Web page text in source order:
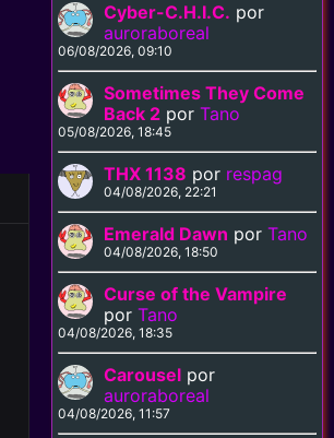
Cyber-C.H.I.C. por
auroraboreal
06/08/2026, 09:10
Sometimes They Come
Back 2 porTano
05/08/2026, 18:45
THX 1138 por respag
04/08/2026, 22:21
Emerald Dawn porTano
04/08/2026, 18:50
Curse of the Vampire
porTano
04/08/2026, 18:35
Carousel por
auroraboreal
04/08/2026, 11:57